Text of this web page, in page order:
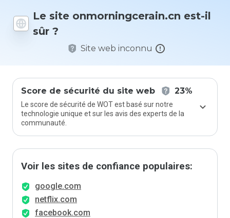
Le site onmorningcerain.cn est-il
sûr ?
Site web inconnu
Score de sécurité du site web 23%
Le score de sécurité de WOT est basé sur notre
technologie unique et sur les avis des experts de la
communauté.
Voir les sites de confiance populaires:
google.com
netflix.com
facebook.com